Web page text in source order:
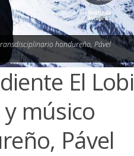
hondureño, Pável
El Lobi
músico
Pável